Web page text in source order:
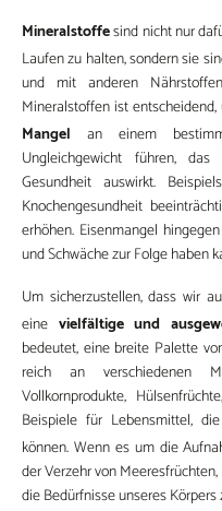
Mineralstoffesind nicht nur
Laufen zu halten, sondern sie
und mit anderen
Mineralstoffen ist
Mangel an einem
Ungleichgewicht führen,
Gesundheit auswirkt.
Knochengesundheit
erhöhen. Eisenmangel
und Schwäche zur Folge haben
Um sicherzustellen, dass wir
eine vielfältige und
bedeutet, eine breite Palette
reich an verschiedenen
Vollkornprodukte,
Beispiele für Lebensmittel,
können. Wenn es um die
der Verzehr von
die Bedürfnisse unseres Körpers